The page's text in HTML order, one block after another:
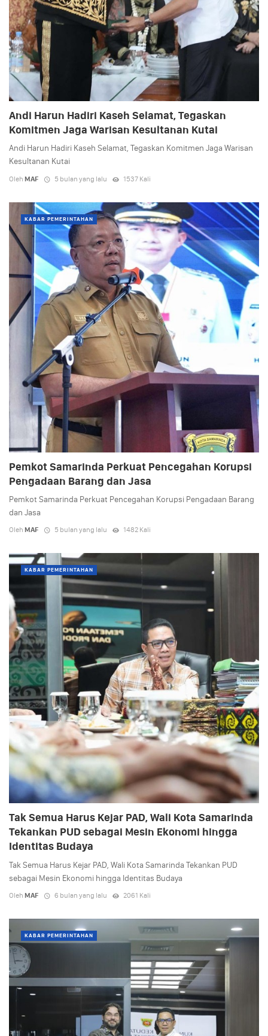
Andi Harun Hadiri Kaseh Selamat, Tegaskan
Komitmen Jaga Warisan Kesultanan Kutai
Andi Harun Hadiri Kaseh Selamat, Tegaskan Komitmen Jaga Warisan
Kesultanan Kutai
Oleh MAF 5 bulan yang lalu 1537 Kali
KABAR PEMERINTAHAN
Pemkot Samarinda Perkuat Pencegahan Korupsi
Pengadaan Barang dan Jasa
Pemkot Samarinda Perkuat Pencegahan Korupsi Pengadaan Barang
dan Jasa
Oleh MAF 5 bulan yang lalu 1482 Kali
KABAR PEMERINTAHAN
Tak Semua Harus Kejar PAD, Wali Kota Samarinda
Tekankan PUD sebagai Mesin Ekonomi hingga
Identitas Budaya
Tak Semua Harus Kejar PAD, Wali Kota Samarinda Tekankan PUD
sebagai Mesin Ekonomi hingga Identitas Budaya
Oleh MAF 6 bulan yang lalu 2061 Kali
KABAR PEMERINTAHAN